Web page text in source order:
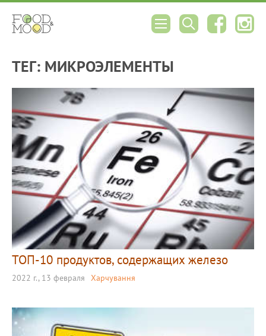
ТЕГ: МИКРОЭЛЕМЕНТЫ
ТОП-10 продуктов, содержащих железо
2022 г., 13 февраля Харчування